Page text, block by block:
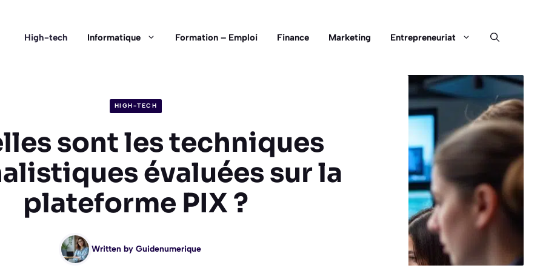
High-tech Informatique Formation – Emploi Finance Marketing Entrepreneuriat
HIGH-TECH
sont les techniques
évaluées sur la
plateforme PIX ?
Written by Guidenumerique